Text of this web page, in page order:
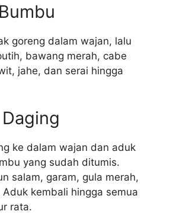
goreng dalam wajan, lalu
bawang merah, cabe
jahe, dan serai hingga
ke dalam wajan dan aduk
yang sudah ditumis.
salam, garam, gula merah,
kembali hingga semua
rata.